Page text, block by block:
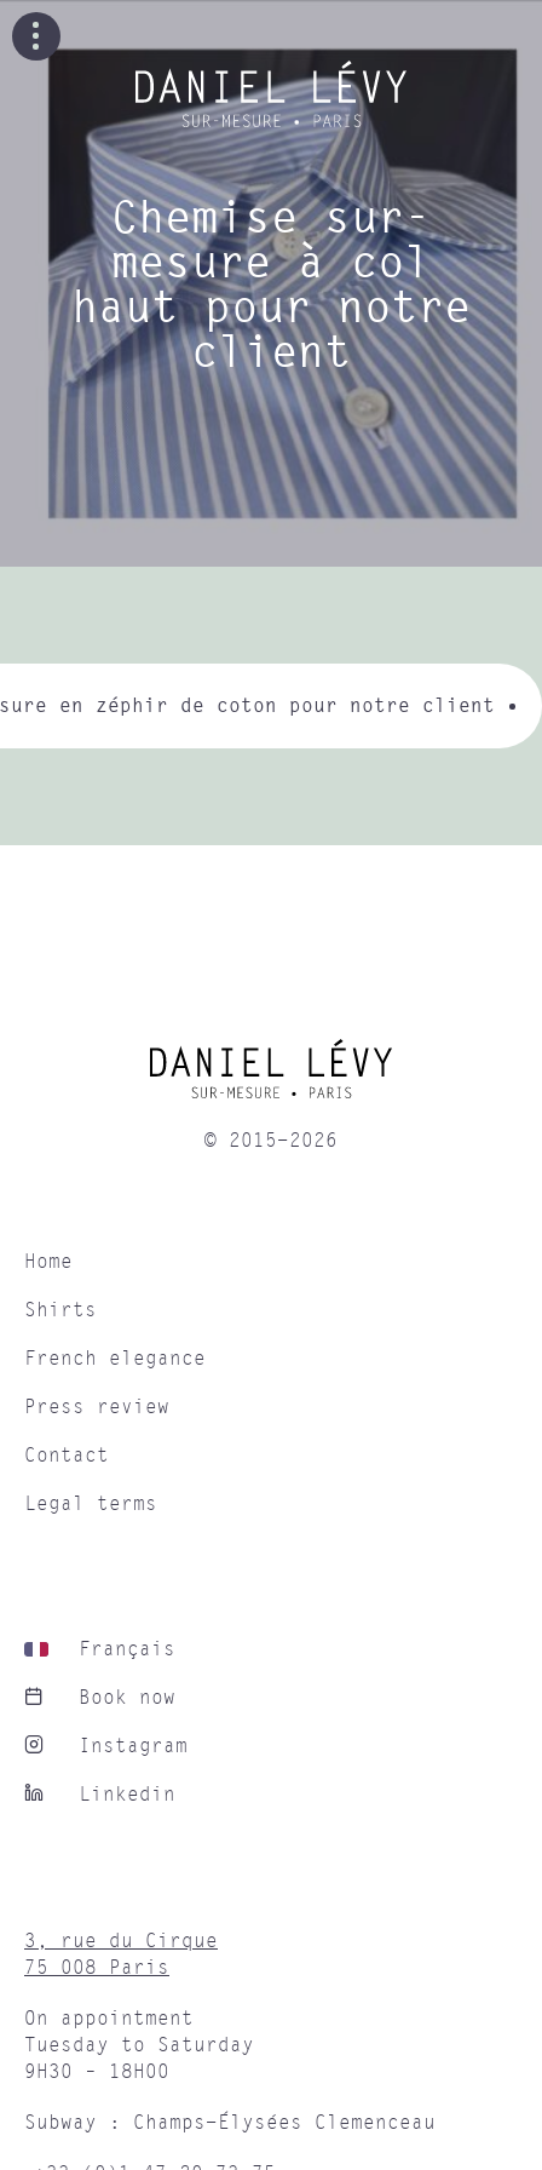
Chemise sur-
mesure à col
haut pour notre
client
en zéphir de coton pour notre client
© 2015-2026
Home
Shirts
French elegance
Press review
Contact
Legal terms
Français
Book now
Instagram
Linkedin
3, rue du Cirque
75 008 Paris
On appointment
Tuesday to Saturday
9H30 – 18H00
Subway : Champs-Élysées Clemenceau